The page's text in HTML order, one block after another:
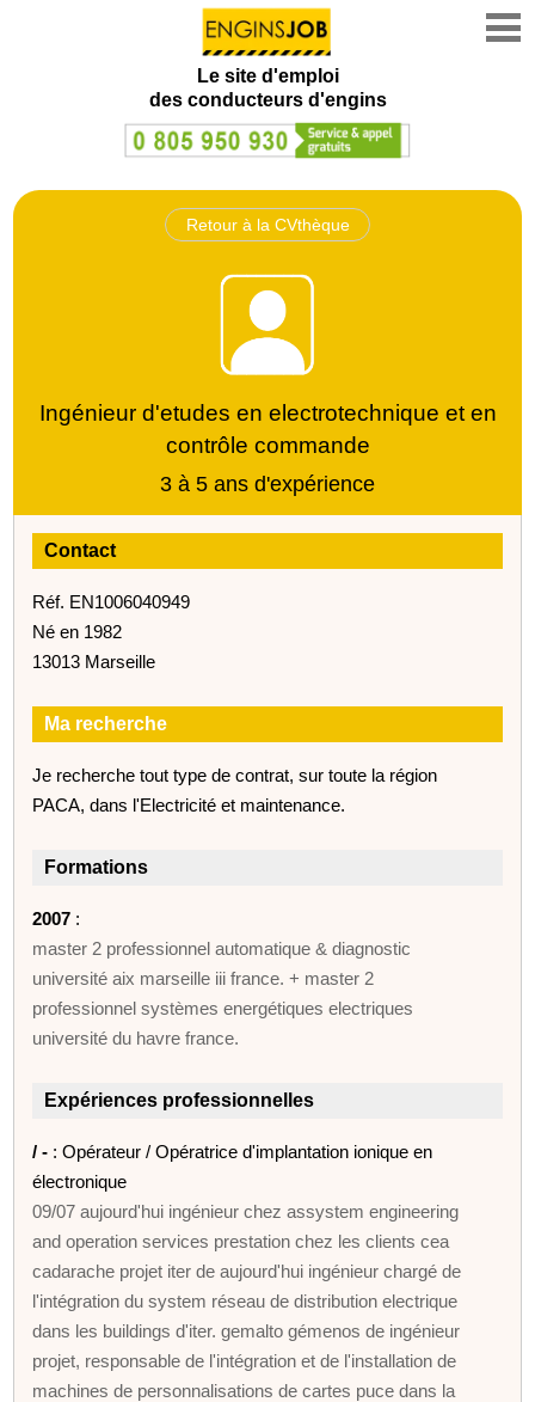
Le site d'emploi
des conducteurs d'engins
Retour à la CVthèque
Ingénieur d'etudes en electrotechnique et en
contrôle commande
3 à 5 ans d'expérience
Contact
Réf. EN1006040949
Né en 1982
13013 Marseille
Ma recherche
Je recherche tout type de contrat, sur toute la région
PACA, dans l'Electricité et maintenance.
Formations
2007 :
master 2 professionnel automatique & diagnostic
université aix marseille iii france. + master 2
professionnel systèmes energétiques electriques
université du havre france.
Expériences professionnelles
/ - : Opérateur / Opératrice d'implantation ionique en
électronique
09/07 aujourd'hui ingénieur chez assystem engineering
and operation services prestation chez les clients cea
cadarache projet iter de aujourd'hui ingénieur chargé de
l'intégration du system réseau de distribution electrique
dans les buildings d'iter. gemalto gémenos de ingénieur
projet, responsable de l'intégration et de l'installation de
machines de personnalisations de cartes puce dans la